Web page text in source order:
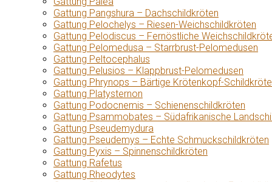
Gattung Pangshura – Dachschildkröten
Gattung Pelochelys – Riesen-Weichschildkröten
Gattung Pelodiscus – Fernöstliche
Gattung Pelomedusa – Starrbrust-Pelomedusen
Gattung Peltocephalus
Gattung Pelusios – Klappbrust-Pelomedusen
Gattung Phrynops – Bärtige Krötenkopf-
Gattung Platysternon
Gattung Podocnemis – Schienenschildkröten
Gattung Psammobates – Südafrikanische
Gattung Pseudemydura
Gattung Pseudemys – Echte Schmuckschildkröten
Gattung Pyxis – Spinnenschildkröten
Gattung Rafetus
Gattung Rheodytes